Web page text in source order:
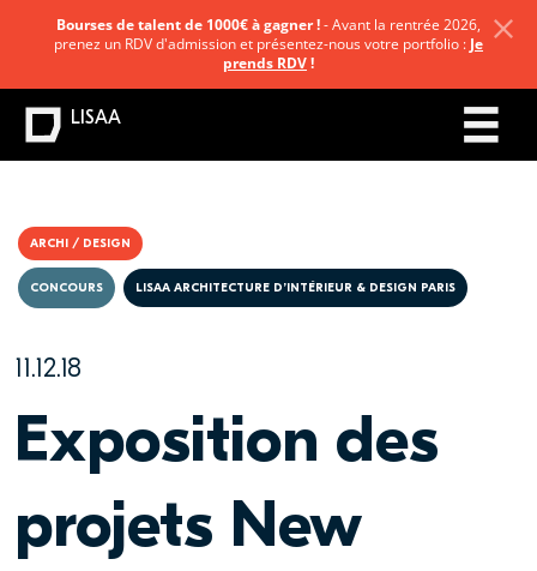
ARCHI / DESIGN
11.12.18
CONCOURS LISAA ARCHITECTURE D’INTÉRIEUR & DESIGN PARIS
Exposition des
projets New
Bourses de talent de 1000€ à gagner !- Avant la rentrée 2026,
prenez un RDV d'admission et présentez-nous votre portfolio : Je
prends RDV!
LISAA